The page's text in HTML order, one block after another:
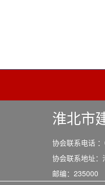
淮北市
协会联系电话
协会联系地址
邮编：235000